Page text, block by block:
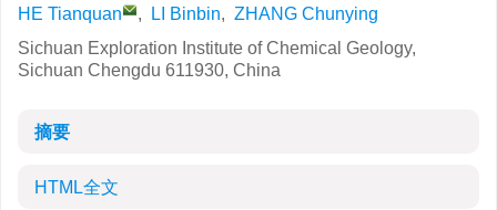
HE Tianquan , LI Binbin, ZHANG Chunying
Sichuan Exploration Institute of Chemical Geology,
Sichuan Chengdu 611930, China
摘要
HTML全文